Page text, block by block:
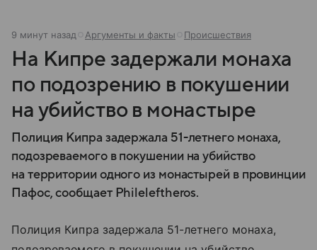
9 минут назад Аргументы и факты Происшествия
На Кипре задержали монаха
по подозрению в покушении
на убийство в монастыре
Полиция Кипра задержала 51-летнего монаха,
подозреваемого в покушении на убийство
на территории одного из монастырей в провинции
Пафос, сообщает Phileleftheros.
Полиция Кипра задержала 51-летнего монаха,